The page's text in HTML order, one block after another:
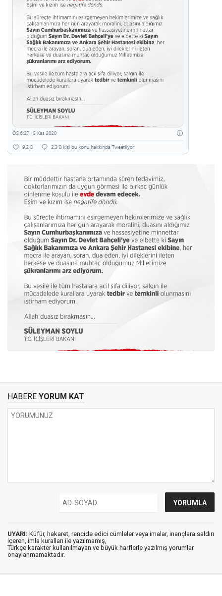
HABERE YORUM KAT
UYARI: Küfür, hakaret, rencide edici cümleler veya imalar, inançlara saldırı
içeren, imla kuralları ile yazılmamış,
Türkçe karakter kullanılmayan ve büyük harflerle yazılmış yorumlar
onaylanmamaktadır.